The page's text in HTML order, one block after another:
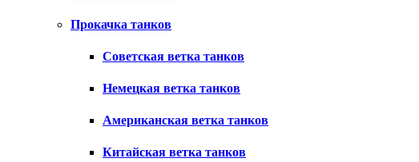
Прокачка танков
Советская ветка танков
Немецкая ветка танков
Американская ветка танков
Китайская ветка танков